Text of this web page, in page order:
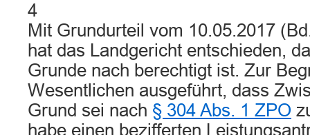
4
Mit Grundurteil vom 10.05.2017
hat das Landgericht entschieden,
Grunde nach berechtigt ist. Zur
Wesentlichen ausgeführt, dass
Grund sei nach § 304 Abs. 1 ZPO
habe einen bezifferten